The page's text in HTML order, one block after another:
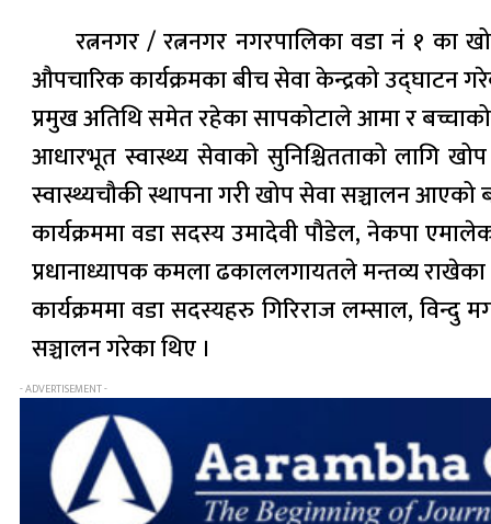
रत्ननगर / रत्ननगर नगरपालिका वडा नं १ का
औपचारिक कार्यक्रमका बीच सेवा केन्द्रको उद्घाटन
प्रमुख अतिथि समेत रहेका सापकोटाले आमा र बच्चाको
आधारभूत स्वास्थ्य सेवाको सुनिश्चितताको लागि
स्वास्थ्यचौकी स्थापना गरी खोप सेवा सञ्चालन आएको
कार्यक्रममा वडा सदस्य उमादेवी पौडेल, नेकपा
प्रधानाध्यापक कमला ढकाललगायतले मन्तव्य राखेका
कार्यक्रममा वडा सदस्यहरु गिरिराज लम्साल, विन्दु
सञ्चालन गरेका थिए ।
- ADVERTISEMENT -